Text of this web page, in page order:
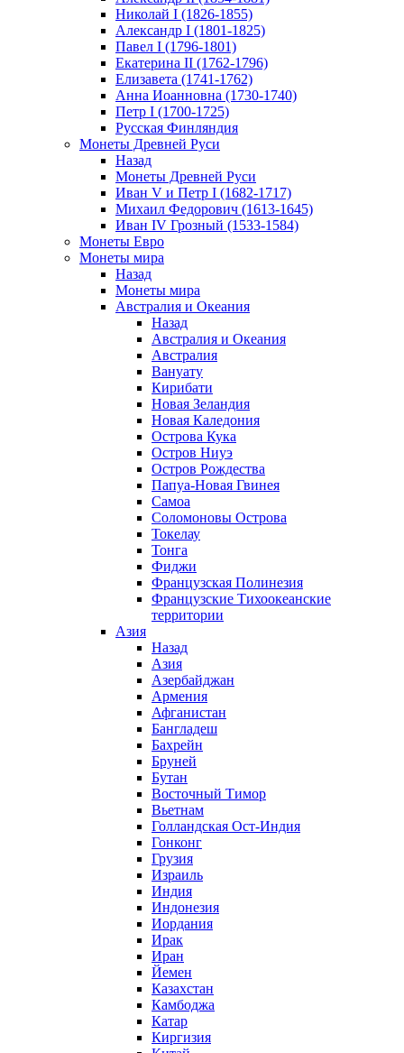
Николай I (1826-1855)
Александр I (1801-1825)
Павел I (1796-1801)
Екатерина II (1762-1796)
Елизавета (1741-1762)
Анна Иоанновна (1730-1740)
Петр I (1700-1725)
Русская Финляндия
Монеты Древней Руси
Назад
Монеты Древней Руси
Иван V и Петр I (1682-1717)
Михаил Федорович (1613-1645)
Иван IV Грозный (1533-1584)
Монеты Евро
Монеты мира
Назад
Монеты мира
Австралия и Океания
Назад
Австралия и Океания
Австралия
Вануату
Кирибати
Новая Зеландия
Новая Каледония
Острова Кука
Остров Ниуэ
Остров Рождества
Папуа-Новая Гвинея
Самоа
Соломоновы Острова
Токелау
Тонга
Фиджи
Французская Полинезия
Французские Тихоокеанские
территории
Азия
Назад
Азия
Азербайджан
Армения
Афганистан
Бангладеш
Бахрейн
Бруней
Бутан
Восточный Тимор
Вьетнам
Голландская Ост-Индия
Гонконг
Грузия
Израиль
Индия
Индонезия
Иордания
Ирак
Иран
Йемен
Казахстан
Камбоджа
Катар
Киргизия